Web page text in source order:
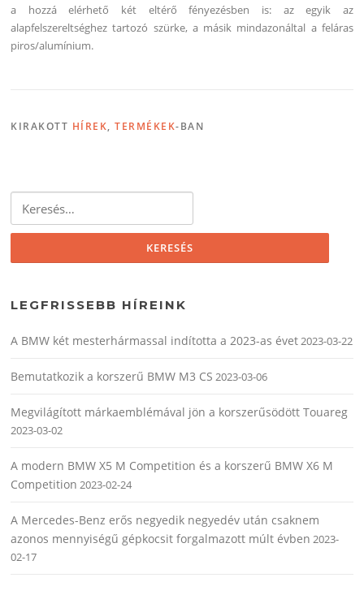
a hozzá elérhető két eltérő fényezésben is: az egyik az
alapfelszereltséghez tartozó szürke, a másik mindazonáltal a feláras
piros/alumínium.
KIRAKOTT HÍREK,TERMÉKEK-BAN
LEGFRISSEBB HÍREINK
A BMW két mesterhármassal indította a 2023-as évet2023-03-22
Bemutatkozik a korszerű BMW M3 CS 2023-03-06
Megvilágított márkaemblémával jön a korszerűsödött Touareg
2023-03-02
A modern BMW X5 M Competition és a korszerű BMW X6 M
Competition 2023-02-24
A Mercedes-Benz erős negyedik negyedév után csaknem
azonos mennyiségű gépkocsit forgalmazott múlt évben 2023-
02-17